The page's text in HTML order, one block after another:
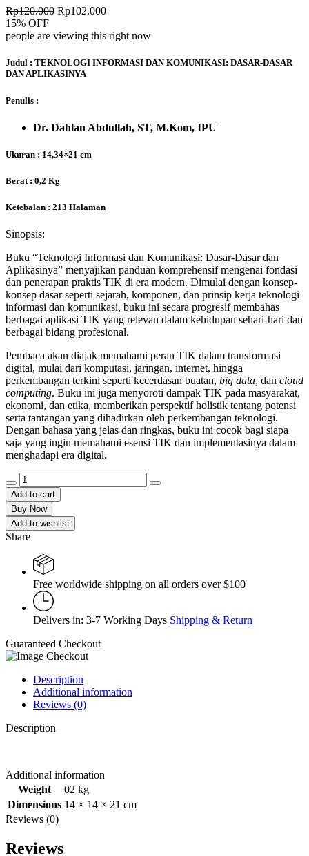
Rp120.000 Rp102.000
15% OFF
people are viewing this right now
Judul : TEKNOLOGI INFORMASI DAN KOMUNIKASI: DASAR-DASAR
DAN APLIKASINYA
Penulis :
Dr. Dahlan Abdullah, ST, M.Kom, IPU
Ukuran : 14,34×21 cm
Berat : 0,2 Kg
Ketebalan : 213 Halaman
Sinopsis:
Buku “Teknologi Informasi dan Komunikasi: Dasar-Dasar dan
Aplikasinya” menyajikan panduan komprehensif mengenai fondasi
dan penerapan praktis TIK di era modern. Dimulai dengan konsep-
konsep dasar seperti sejarah, komponen, dan prinsip kerja teknologi
informasi dan komunikasi, buku ini secara progresif membahas
berbagai aplikasi TIK yang relevan dalam kehidupan sehari-hari dan
berbagai bidang profesional.
Pembaca akan diajak memahami peran TIK dalam transformasi
digital, mulai dari komputasi, jaringan, internet, hingga
perkembangan terkini seperti kecerdasan buatan, big data, dan cloud
computing. Buku ini juga menyoroti dampak TIK pada masyarakat,
ekonomi, dan etika, memberikan perspektif holistik tentang potensi
serta tantangan yang dihadirkan oleh perkembangan teknologi.
Dengan bahasa yang jelas dan ringkas, buku ini cocok bagi siapa
saja yang ingin memahami esensi TIK dan implementasinya dalam
menghadapi era digital.
TEKNOLOGI
INFORMASI
DAN
KOMUNIKASI:
DASAR-
DASAR
DAN
APLIKASINYA
quantity
Add to cart
Buy Now
Add to wishlist
Share
Free worldwide shipping on all orders over $100
Delivers in: 3-7 Working Days Shipping & Return
Guaranteed Checkout
Description
Additional information
Reviews (0)
Description
Additional information
Weight
02 kg
Dimensions 14 × 14 × 21 cm
Reviews (0)
Reviews